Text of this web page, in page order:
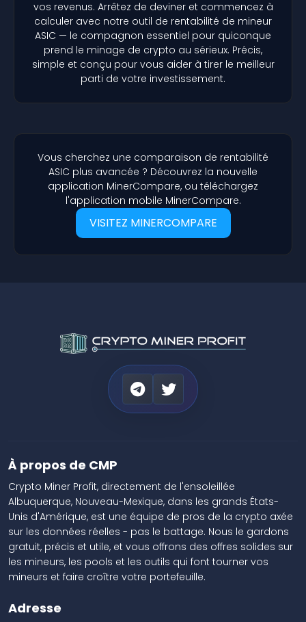
vos revenus. Arrêtez de deviner et commencez à
calculer avec notre outil de rentabilité de mineur
ASIC — le compagnon essentiel pour quiconque
prend le minage de crypto au sérieux. Précis,
simple et conçu pour vous aider à tirer le meilleur
parti de votre investissement.
Vous cherchez une comparaison de rentabilité
ASIC plus avancée ? Découvrez la nouvelle
application MinerCompare, ou téléchargez
l'application mobile MinerCompare.
VISITEZ MINERCOMPARE
À propos de CMP
Crypto Miner Profit, directement de l'ensoleillée
Albuquerque, Nouveau-Mexique, dans les grands États-
Unis d'Amérique, est une équipe de pros de la crypto axée
sur les données réelles - pas le battage. Nous le gardons
gratuit, précis et utile, et vous offrons des offres solides sur
les mineurs, les pools et les outils qui font tourner vos
mineurs et faire croître votre portefeuille.
Adresse